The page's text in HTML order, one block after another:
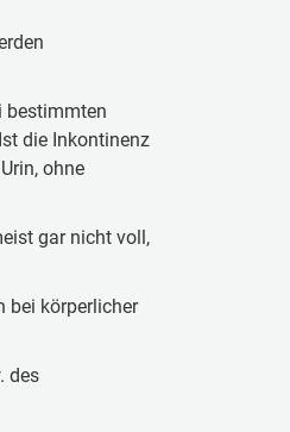
bestimmten
die Inkontinenz
ohne
gar nicht voll,
bei körperlicher
des